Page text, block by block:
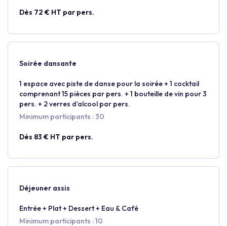
Dès 72 € HT par pers.
Soirée dansante
1 espace avec piste de danse pour la soirée + 1 cocktail
comprenant 15 pièces par pers. + 1 bouteille de vin pour 3
pers. + 2 verres d’alcool par pers.
Minimum participants : 30
Dès 83 € HT par pers.
Déjeuner assis
Entrée + Plat + Dessert + Eau & Café
Minimum participants : 10